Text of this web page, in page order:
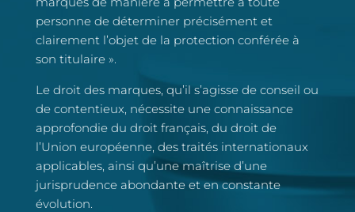
personne de déterminer précisément et
clairement l’objet de la protection conférée à
son titulaire ».
Le droit des marques, qu’il s’agisse de conseil ou
de contentieux, nécessite une connaissance
approfondie du droit français, du droit de
l’Union européenne, des traités internationaux
applicables, ainsi qu’une maîtrise d’une
jurisprudence abondante et en constante
évolution.